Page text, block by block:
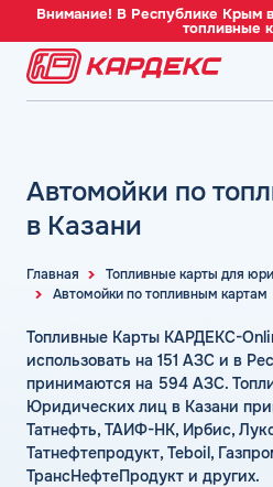
Внимание! В Республике Крым
топливные
Преимущества
Сравнение
Индивидуальный подход
Автомойки
Аdblue
Шиномонтаж
Вопросы и Ответы
СЕТЬ АЗС
Вся сеть АЗС
АЗС Газпромнефть
АЗС Тебойл
АЗС Газпром
АЗС Сургутнефтегаз
АЗС Нефтьмагистраль
Автомобильное топливо
Бензин
Дизельное топливо
Топливные бренды
Наши города
Калькулятор расхода топлива
СЕРВИСЫ
Электронный
Аналитика и Рекомендации
Умный Личный Кабинет
Уведомления об окончании
КОМПАНИЯ
О компании
Контакты+7 (499) 322-22-95
info@card-oil.ru
Главная
Топливные карты для
Автомойки по топливным картам
Автомойки по
в Казани
Топливные Карты КАРДЕКС-
использовать на 151 АЗС и в
принимаются на 594 АЗС.
Юридических лиц в Казани
Татнефть, ТАИФ-НК, Ирбис,
Татнефтепродукт, Teboil,
ТрансНефтеПродукт и других.